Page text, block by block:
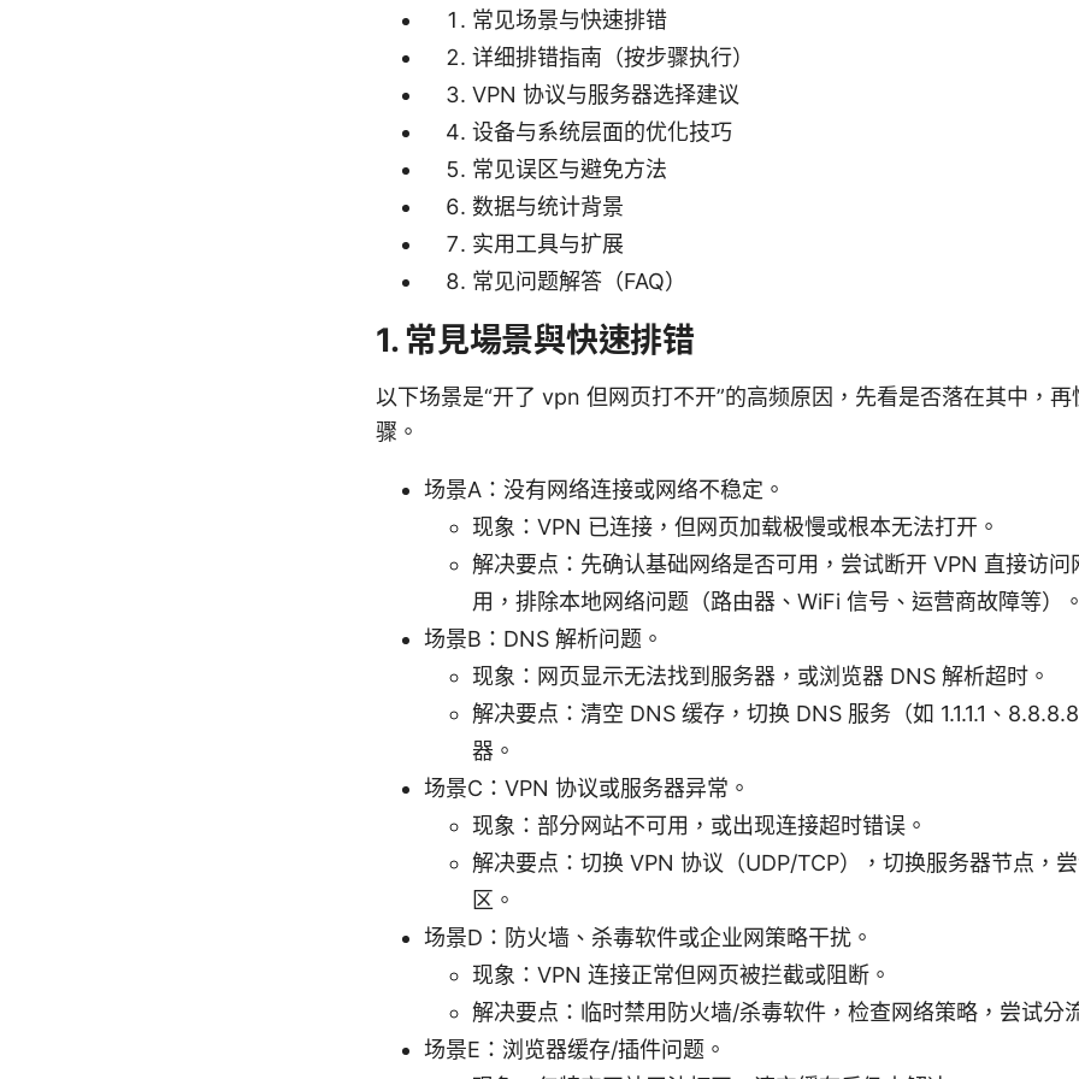
常见场景与快速排错
详细排错指南（按步骤执行）
VPN 协议与服务器选择建议
设备与系统层面的优化技巧
常见误区与避免方法
数据与统计背景
实用工具与扩展
常见问题解答（FAQ）
1. 常見場景與快速排错
以下场景是“开了 vpn 但网页打不开”的高频原因，先看是否落在其中，
骤。
场景A：没有网络连接或网络不稳定。
现象：VPN 已连接，但网页加载极慢或根本无法打开。
解决要点：先确认基础网络是否可用，尝试断开 VPN 直接访问
用，排除本地网络问题（路由器、WiFi 信号、运营商故障等）。
场景B：DNS 解析问题。
现象：网页显示无法找到服务器，或浏览器 DNS 解析超时。
解决要点：清空 DNS 缓存，切换 DNS 服务（如 1.1.1.1、
器。
场景C：VPN 协议或服务器异常。
现象：部分网站不可用，或出现连接超时错误。
解决要点：切换 VPN 协议（UDP/TCP），切换服务器节点，
区。
场景D：防火墙、杀毒软件或企业网策略干扰。
现象：VPN 连接正常但网页被拦截或阻断。
解决要点：临时禁用防火墙/杀毒软件，检查网络策略，尝试分
场景E：浏览器缓存/插件问题。